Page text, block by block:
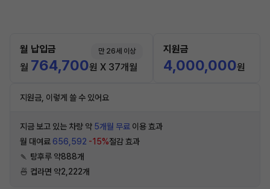
월 납입금 만 26세 이상
월 764,700원 X 37개월
지원금
4,000,000원
지원금, 이렇게 쓸 수 있어요
지금 보고 있는 차량 약 5개월 무료 이용 효과
월 대여료 656,592 -15%절감 효과
🍡 탕후루 약888개
🍜 컵라면 약2,222개